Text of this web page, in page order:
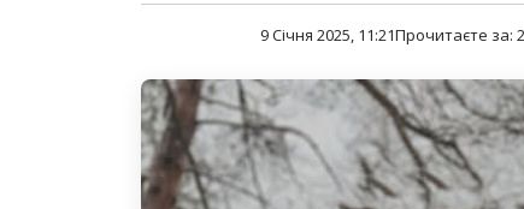
9 Січня 2025, 11:21Прочитаєте за: 2